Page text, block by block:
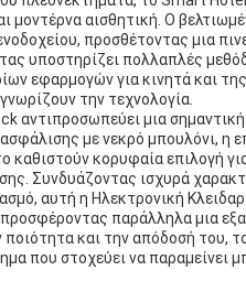
μοντέρνα αισθητική. Ο
προσθέτοντας μια
υποστηρίζει πολλαπλές
εφαρμογών για κινητά και
την τεχνολογία.
αντιπροσωπεύει μια
με νεκρό μπουλόνι, η
καθιστούν κορυφαία επιλογή
Συνδυάζοντας ισχυρά
αυτή η Ηλεκτρονική
παράλληλα μια
και την απόδοσή του,
που στοχεύει να παραμείνει